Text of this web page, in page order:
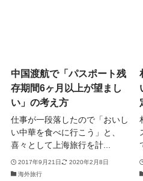
中国渡航で「パスポート残
存期間6ヶ月以上が望まし
い」の考え方
仕事が一段落したので「おいし
い中華を食べに行こう」と、
喜々として上海旅行を計...
2017年9月21日
2020年2月8日
海外旅行